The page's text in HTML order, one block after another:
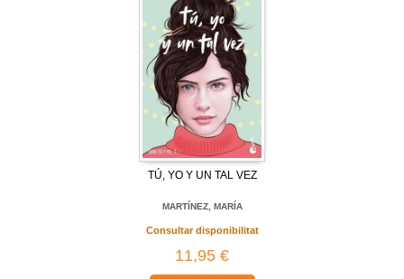
TÚ, YO Y UN TAL VEZ
MARTÍNEZ, MARÍA
Consultar disponibilitat
11,95 €